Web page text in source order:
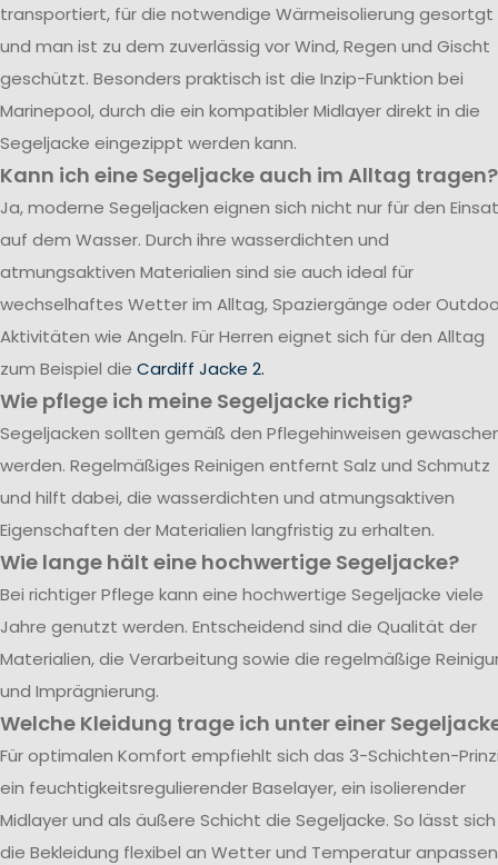
transportiert, für die notwendige Wärmeisolierung gesortgt
und man ist zu dem zuverlässig vor Wind, Regen und Gischt
geschützt. Besonders praktisch ist die Inzip-Funktion bei
Marinepool, durch die ein kompatibler Midlayer direkt in die
Segeljacke eingezippt werden kann.
Kann ich eine Segeljacke auch im Alltag tragen?
Ja, moderne Segeljacken eignen sich nicht nur für den
auf dem Wasser. Durch ihre wasserdichten und
atmungsaktiven Materialien sind sie auch ideal für
wechselhaftes Wetter im Alltag, Spaziergänge oder
Aktivitäten wie Angeln. Für Herren eignet sich für den Alltag
zum Beispiel die Cardiff Jacke 2.
Wie pflege ich meine Segeljacke richtig?
Segeljacken sollten gemäß den Pflegehinweisen
werden. Regelmäßiges Reinigen entfernt Salz und Schmutz
und hilft dabei, die wasserdichten und atmungsaktiven
Eigenschaften der Materialien langfristig zu erhalten.
Wie lange hält eine hochwertige Segeljacke?
Bei richtiger Pflege kann eine hochwertige Segeljacke viele
Jahre genutzt werden. Entscheidend sind die Qualität der
Materialien, die Verarbeitung sowie die regelmäßige
und Imprägnierung.
Welche Kleidung trage ich unter einer
Für optimalen Komfort empfiehlt sich das 3-Schichten-
ein feuchtigkeitsregulierender Baselayer, ein isolierender
Midlayer und als äußere Schicht die Segeljacke. So lässt sich
die Bekleidung flexibel an Wetter und Temperatur